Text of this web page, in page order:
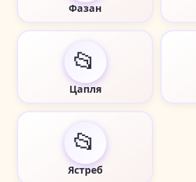
Фазан
📂
Цапля
📂
Ястреб